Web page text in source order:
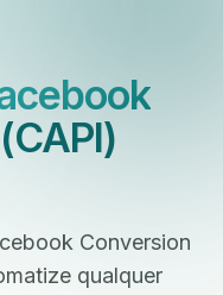
Conversion
qualquer